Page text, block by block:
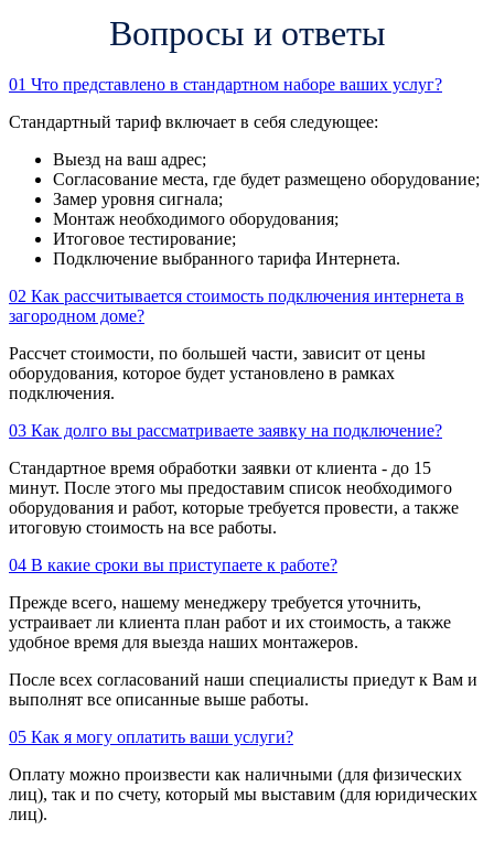
Вопросы и ответы
01 Что представлено в стандартном наборе ваших услуг?
Стандартный тариф включает в себя следующее:
Выезд на ваш адрес;
Согласование места, где будет размещено оборудование;
Замер уровня сигнала;
Монтаж необходимого оборудования;
Итоговое тестирование;
Подключение выбранного тарифа Интернета.
02 Как рассчитывается стоимость подключения интернета в
загородном доме?
Рассчет стоимости, по большей части, зависит от цены
оборудования, которое будет установлено в рамках
подключения.
03 Как долго вы рассматриваете заявку на подключение?
Стандартное время обработки заявки от клиента - до 15
минут. После этого мы предоставим список необходимого
оборудования и работ, которые требуется провести, а также
итоговую стоимость на все работы.
04 В какие сроки вы приступаете к работе?
Прежде всего, нашему менеджеру требуется уточнить,
устраивает ли клиента план работ и их стоимость, а также
удобное время для выезда наших монтажеров.
После всех согласований наши специалисты приедут к Вам и
выполнят все описанные выше работы.
05 Как я могу оплатить ваши услуги?
Оплату можно произвести как наличными (для физических
лиц), так и по счету, который мы выставим (для юридических
лиц).